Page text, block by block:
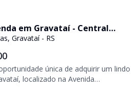
em Gravataí - Central
Gravataí - RS
única de adquirir um lindo
localizado na Avenida